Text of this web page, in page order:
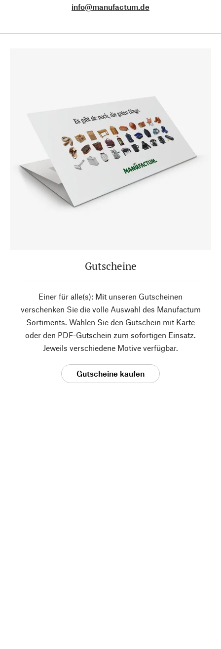
info@manufactum.de
Gutscheine
Einer für alle(s): Mit unseren Gutscheinen
verschenken Sie die volle Auswahl des Manufactum
Sortiments. Wählen Sie den Gutschein mit Karte
oder den PDF-Gutschein zum sofortigen Einsatz.
Jeweils verschiedene Motive verfügbar.
Gutscheine kaufen